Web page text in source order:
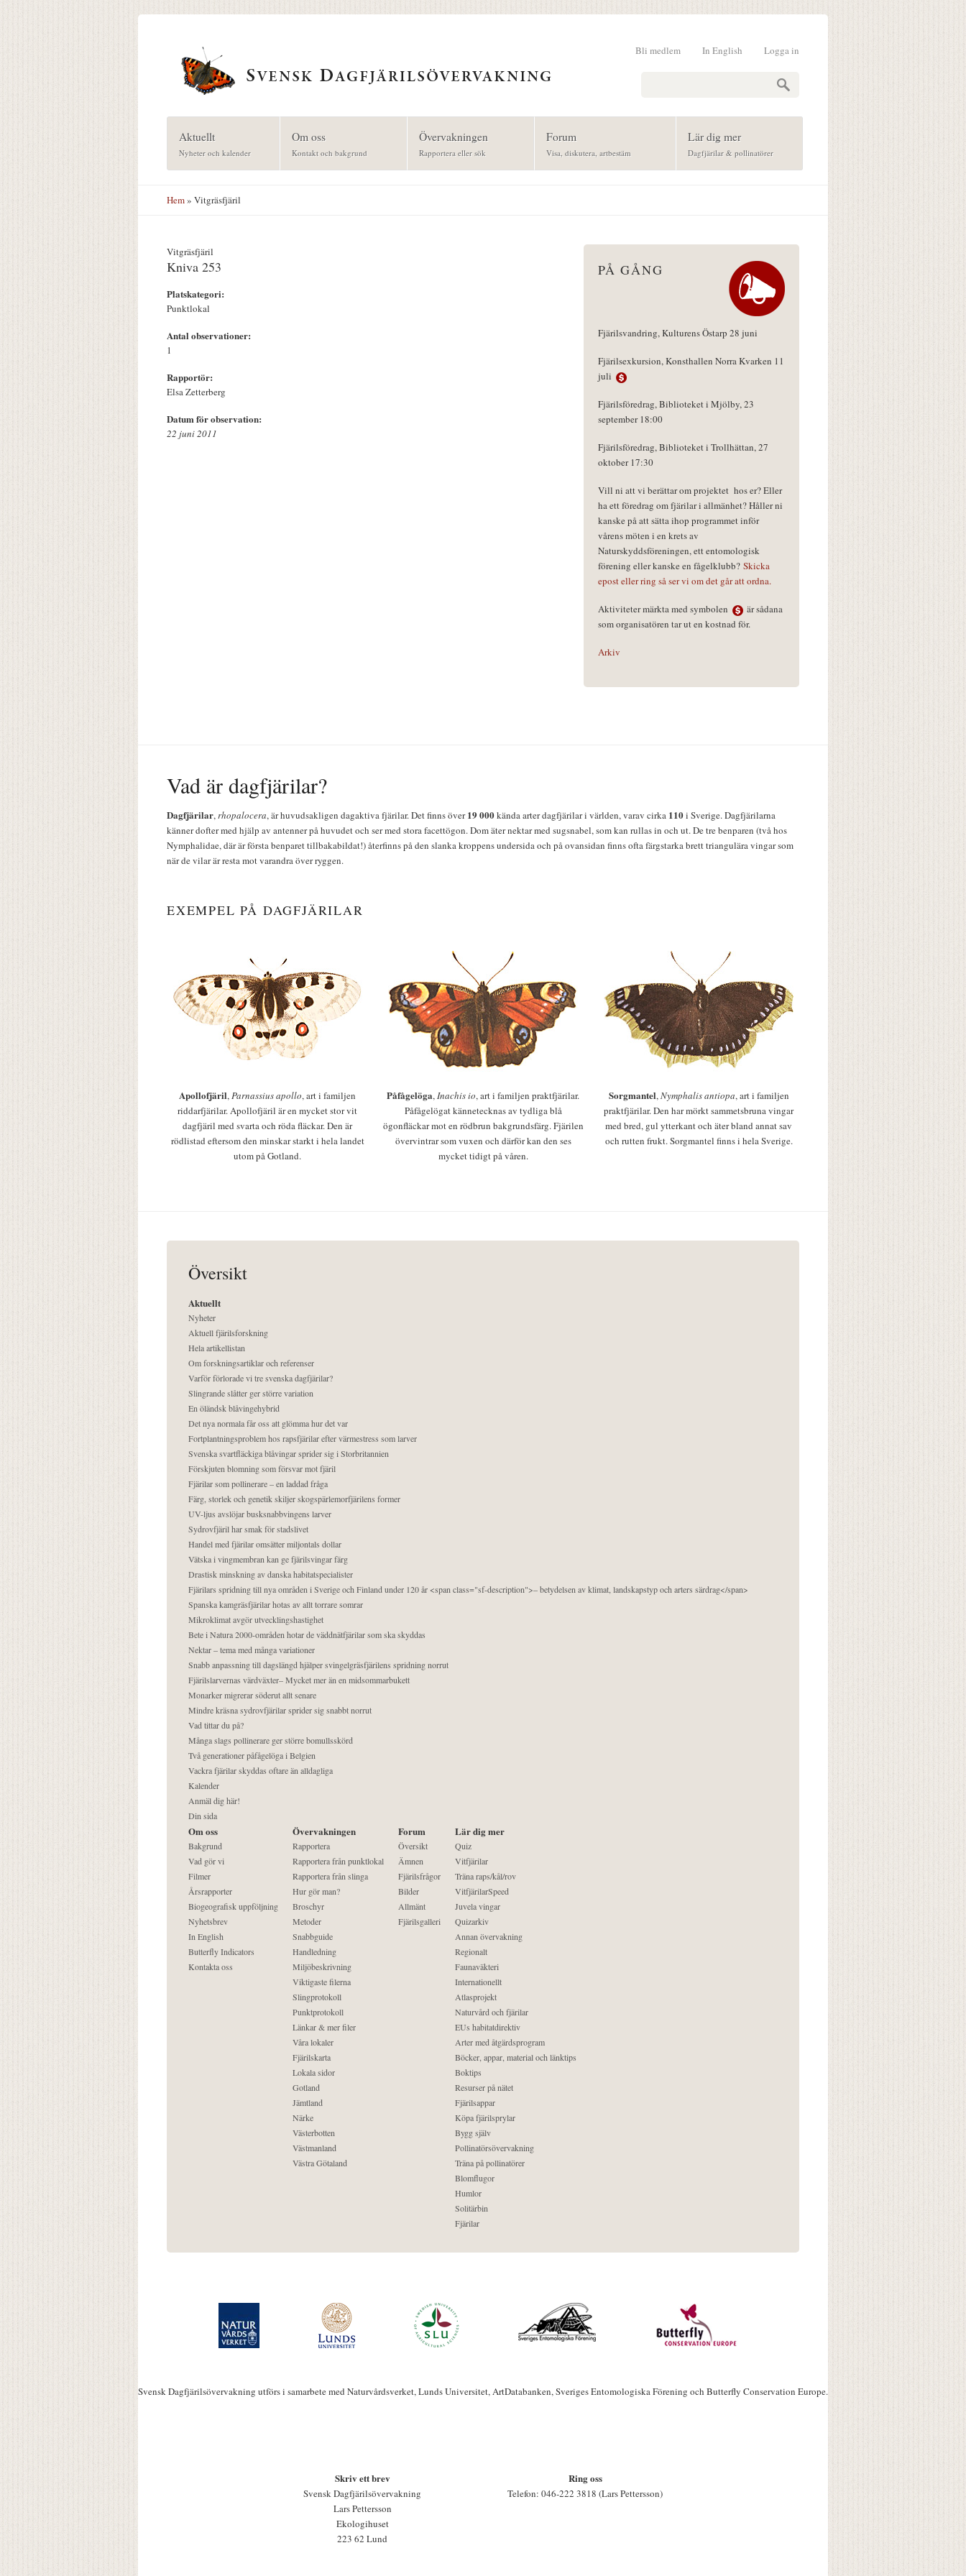
Logga in
In English
Bli medlem
Aktuellt
Nyheter och kalender
Om oss
Kontakt och bakgrund
Övervakningen
Rapportera eller sök
Forum
Visa, diskutera, artbestäm
Lär dig mer
Dagfjärilar & pollinatörer
Hem» Vitgräsfjäril
Vitgräsfjäril
Kniva 253
Platskategori:
Punktlokal
Antal observationer:
1
Rapportör:
Elsa Zetterberg
Datum för observation:
22 juni 2011
PÅ GÅNG
Fjärilsvandring, Kulturens Östarp 28 juni
Fjärilsexkursion, Konsthallen Norra Kvarken 11
juli
Fjärilsföredrag, Biblioteket i Mjölby, 23
september 18:00
Fjärilsföredrag, Biblioteket i Trollhättan, 27
oktober 17:30
Vill ni att vi berättar om projektet hos er? Eller
ha ett föredrag om fjärilar i allmänhet? Håller ni
kanske på att sätta ihop programmet inför
vårens möten i en krets av
Naturskyddsföreningen, ett entomologisk
förening eller kanske en fågelklubb? Skicka
epost eller ring så ser vi om det går att ordna.
Aktiviteter märkta med symbolen
är sådana
som organisatören tar ut en kostnad för.
Arkiv
Vad är dagfjärilar?
Dagfjärilar,rhopalocera, är huvudsakligen dagaktiva fjärilar. Det finns över19 000kända arter dagfjärilar i världen, varav cirka 110i Sverige. Dagfjärilarna
känner dofter med hjälp av antenner på huvudet och ser med stora facettögon. Dom äter nektar med sugsnabel, som kan rullas in och ut. De tre benparen (två hos
Nymphalidae, där är första benparet tillbakabildat!) återfinns på den slanka kroppens undersida och på ovansidan finns ofta färgstarka brett triangulära vingar som
när de vilar är resta mot varandra över ryggen.
EXEMPEL PÅ DAGFJÄRILAR
Apollofjäril,Parnassius apollo, art i familjen
riddarfjärilar. Apollofjäril är en mycket stor vit
dagfjäril med svarta och röda fläckar. Den är
rödlistad eftersom den minskar starkt i hela landet
utom på Gotland.
Påfågelöga,Inachis io, art i familjen praktfjärilar.
Påfågelögat kännetecknas av tydliga blå
ögonfläckar mot en rödbrun bakgrundsfärg. Fjärilen
övervintrar som vuxen och därför kan den ses
mycket tidigt på våren.
Sorgmantel,Nymphalis antiopa, art i familjen
praktfjärilar. Den har mörkt sammetsbruna vingar
med bred, gul ytterkant och äter bland annat sav
och rutten frukt. Sorgmantel finns i hela Sverige.
Översikt
Aktuellt
Nyheter
Aktuell fjärilsforskning
Hela artikellistan
Om forskningsartiklar och referenser
Varför förlorade vi tre svenska dagfjärilar?
Slingrande slåtter ger större variation
En öländsk blåvingehybrid
Det nya normala får oss att glömma hur det var
Fortplantningsproblem hos rapsfjärilar efter värmestress som larver
Svenska svartfläckiga blåvingar sprider sig i Storbritannien
Förskjuten blomning som försvar mot fjäril
Fjärilar som pollinerare – en laddad fråga
Färg, storlek och genetik skiljer skogspärlemorfjärilens former
UV-ljus avslöjar busksnabbvingens larver
Sydrovfjäril har smak för stadslivet
Handel med fjärilar omsätter miljontals dollar
Vätska i vingmembran kan ge fjärilsvingar färg
Drastisk minskning av danska habitatspecialister
Fjärilars spridning till nya områden i Sverige och Finland under 120 år <span class="sf-description">– betydelsen av klimat, landskapstyp och arters särdrag</span>
Spanska kamgräsfjärilar hotas av allt torrare somrar
Mikroklimat avgör utvecklingshastighet
Bete i Natura 2000-områden hotar de väddnätfjärilar som ska skyddas
Nektar – tema med många variationer
Snabb anpassning till dagslängd hjälper svingelgräsfjärilens spridning norrut
Fjärilslarvernas värdväxter– Mycket mer än en midsommarbukett
Monarker migrerar söderut allt senare
Mindre kräsna sydrovfjärilar sprider sig snabbt norrut
Vad tittar du på?
Många slags pollinerare ger större bomullsskörd
Två generationer påfågelöga i Belgien
Vackra fjärilar skyddas oftare än alldagliga
Kalender
Anmäl dig här!
Din sida
Om oss
Bakgrund
Vad gör vi
Filmer
Årsrapporter
Biogeografisk uppföljning
Nyhetsbrev
In English
Butterfly Indicators
Kontakta oss
Övervakningen
Rapportera
Rapportera från punktlokal
Rapportera från slinga
Hur gör man?
Broschyr
Metoder
Snabbguide
Handledning
Miljöbeskrivning
Viktigaste filerna
Slingprotokoll
Punktprotokoll
Länkar & mer filer
Våra lokaler
Fjärilskarta
Lokala sidor
Gotland
Jämtland
Närke
Västerbotten
Västmanland
Västra Götaland
Forum
Översikt
Ämnen
Fjärilsfrågor
Bilder
Allmänt
Fjärilsgalleri
Lär dig mer
Quiz
Vitfjärilar
Träna raps/kål/rov
VitfjärilarSpeed
Juvela vingar
Quizarkiv
Annan övervakning
Regionalt
Faunaväkteri
Internationellt
Atlasprojekt
Naturvård och fjärilar
EUs habitatdirektiv
Arter med åtgärdsprogram
Böcker, appar, material och länktips
Boktips
Resurser på nätet
Fjärilsappar
Köpa fjärilsprylar
Bygg själv
Pollinatörsövervakning
Träna på pollinatörer
Blomflugor
Humlor
Solitärbin
Fjärilar
Svensk Dagfjärilsövervakning utförs i samarbete med Naturvårdsverket, Lunds Universitet, ArtDatabanken, Sveriges Entomologiska Förening och Butterfly Conservation Europe.
Skriv ett brev
Svensk Dagfjärilsövervakning
Lars Pettersson
Ekologihuset
223 62 Lund
Ring oss
Telefon: 046-222 3818 (Lars Pettersson)